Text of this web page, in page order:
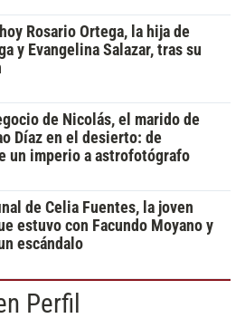
Rosario Ortega, la hija de
y Evangelina Salazar, tras su
de Nicolás, el marido de
Díaz en el desierto: de
un imperio a astrofotógrafo
de Celia Fuentes, la joven
estuvo con Facundo Moyano y
escándalo
Perfil